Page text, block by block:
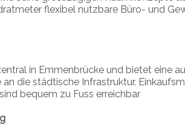
flexibel nutzbare Büro- und
in Emmenbrücke und bietet eine
die städtische Infrastruktur.
bequem zu Fuss erreichbar